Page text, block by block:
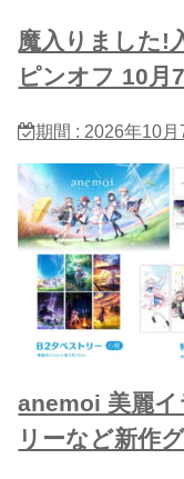
魔入りました!
ピンオフ 10月
期間 : 2026年10月
anemoi 美麗イ
リーなど新作